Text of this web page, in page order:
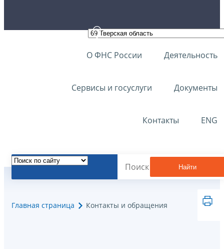
О ФНС России Деятельность
Сервисы и госуслуги Документы
Контакты ENG
Найти
Главная страница Контакты и обращения